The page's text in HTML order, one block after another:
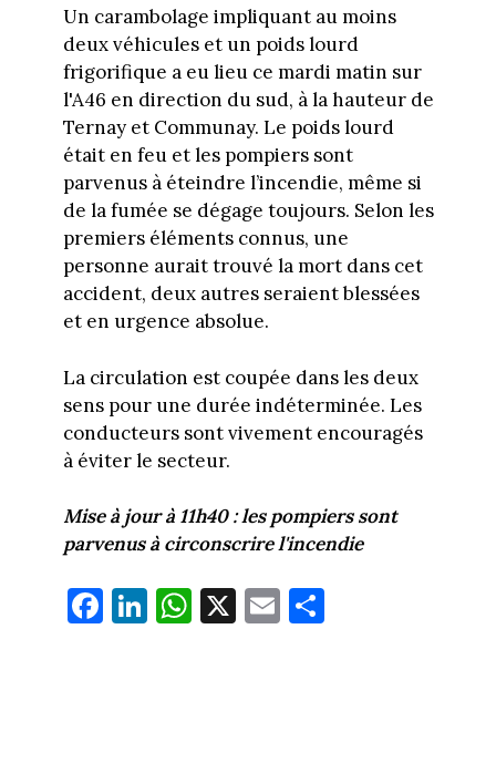
Un carambolage impliquant au moins
deux véhicules et un poids lourd
frigorifique a eu lieu ce mardi matin sur
l'A46 en direction du sud, à la hauteur de
Ternay et Communay. Le poids lourd
était en feu et les pompiers sont
parvenus à éteindre l’incendie, même si
de la fumée se dégage toujours. Selon les
premiers éléments connus, une
personne aurait trouvé la mort dans cet
accident, deux autres seraient blessées
et en urgence absolue.
La circulation est coupée dans les deux
sens pour une durée indéterminée. Les
conducteurs sont vivement encouragés
à éviter le secteur.
Mise à jour à 11h40 : les pompiers sont
parvenus à circonscrire l'incendie
Fa
ce
Li
nk
W
ha
X E
m
Pa
rt